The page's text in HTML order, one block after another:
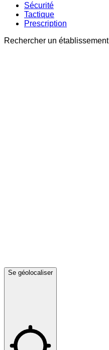
Sécurité
Tactique
Prescription
Rechercher un établissement
Se géolocaliser